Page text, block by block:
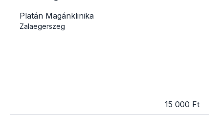
Platán Magánklinika
Zalaegerszeg
15 000 Ft